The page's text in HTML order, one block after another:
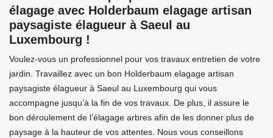
élagage avec Holderbaum elagage artisan
paysagiste élagueur à Saeul au
Luxembourg !
Voulez-vous un professionnel pour vos travaux entretien de votre
jardin. Travaillez avec un bon Holderbaum elagage artisan
paysagiste élagueur à Saeul au Luxembourg qui vous
accompagne jusqu’à la fin de vos travaux. De plus, il assure le
bon déroulement de l’élagage arbres afin de les donner plus de
paysage à la hauteur de vos attentes. Nous vous conseillons